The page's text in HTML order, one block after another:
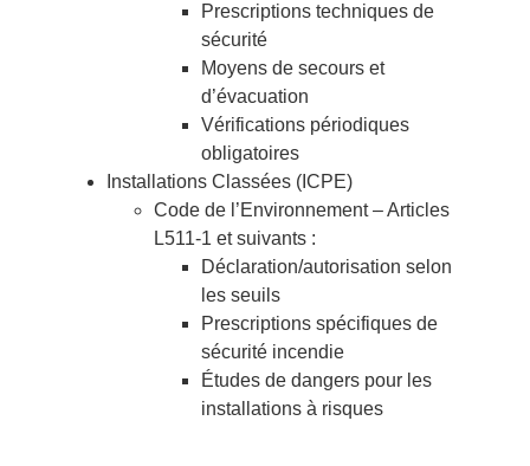
Prescriptions techniques de
sécurité
Moyens de secours et
d’évacuation
Vérifications périodiques
obligatoires
Installations Classées (ICPE)
Code de l’Environnement – Articles
L511-1 et suivants :
Déclaration/autorisation selon
les seuils
Prescriptions spécifiques de
sécurité incendie
Études de dangers pour les
installations à risques